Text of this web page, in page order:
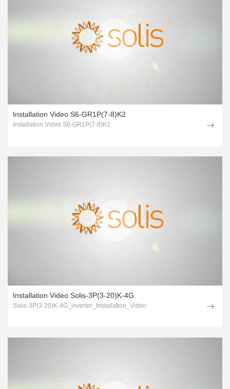
Installation Video S6-GR1P(7-8)K2
Installation Video S6-GR1P(7-8)K2
Installation Video Solis-3P(3-20)K-4G
Solis-3P(3-20)K-4G_inverter_Installation_Video